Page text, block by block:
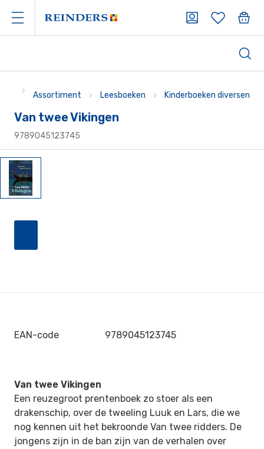
Assortiment Leesboeken Kinderboeken diversen
Van twee Vikingen
9789045123745
EAN-code 9789045123745
Van twee Vikingen
Een reuzegroot prentenboek zo stoer als een
drakenschip, over de tweeling Luuk en Lars, die we
nog kennen uit het bekroonde Van twee ridders. De
jongens zijn in de ban zijn van de verhalen over